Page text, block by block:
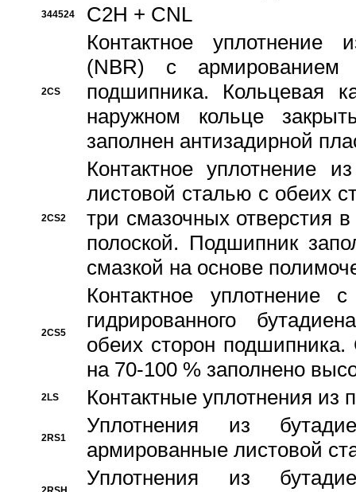
344524 C2H + CNL
2CS
Контактное уплотнение
(NBR) с
подшипника. Кольцевая
наружном кольце
заполнен антизадирной
2CS2
Контактное уплотнение
листовой сталью с обеих
три смазочных отверстия
полоской. Подшипник
смазкой на основе
2CS5
Контактное уплотнение
гидрированного
обеих сторон
на 70-100 % заполнено
2LS Контактные уплотнения из
2RS1
Уплотнения из
армированные листовой
Уплотнения из